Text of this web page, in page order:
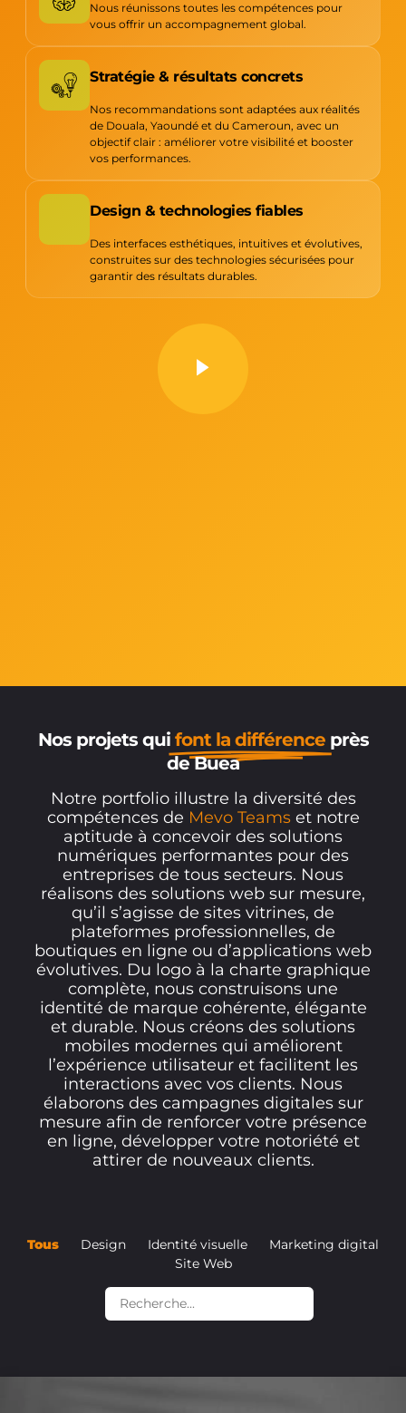
Nous réunissons toutes les compétences pour
vous offrir un accompagnement global.
Stratégie & résultats concrets
Nos recommandations sont adaptées aux réalités
de Douala, Yaoundé et du Cameroun, avec un
objectif clair : améliorer votre visibilité et booster
vos performances.
Design & technologies fiables
Des interfaces esthétiques, intuitives et évolutives,
construites sur des technologies sécurisées pour
garantir des résultats durables.
Nos projets qui font la différence près
de Buea
Notre portfolio illustre la diversité des
compétences de Mevo Teamset notre
aptitude à concevoir des solutions
numériques performantes pour des
entreprises de tous secteurs. Nous
réalisons des solutions web sur mesure,
qu’il s’agisse de sites vitrines, de
plateformes professionnelles, de
boutiques en ligne ou d’applications web
évolutives. Du logo à la charte graphique
complète, nous construisons une
identité de marque cohérente, élégante
et durable. Nous créons des solutions
mobiles modernes qui améliorent
l’expérience utilisateur et facilitent les
interactions avec vos clients. Nous
élaborons des campagnes digitales sur
mesure afin de renforcer votre présence
en ligne, développer votre notoriété et
attirer de nouveaux clients.
Tous Design Identité visuelle
Marketing digital
Site Web